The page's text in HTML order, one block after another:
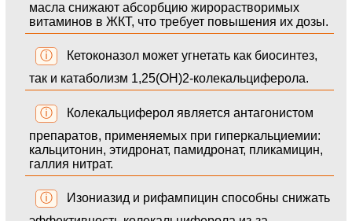
масла снижают абсорбцию жирорастворимых
витаминов в ЖКТ, что требует повышения их дозы.
ⓘ
Кетоконазол может угнетать как биосинтез,
так и катаболизм 1,25(ОН)2-колекальциферола.
ⓘ
Колекальциферол является антагонистом
препаратов, применяемых при гиперкальциемии:
кальцитонин, этидронат, памидронат, пликамицин,
галлия нитрат.
ⓘ
Изониазид и рифампицин способны снижать